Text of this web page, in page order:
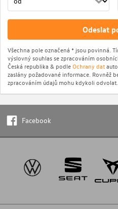
Odeslat
Všechna pole označená * jsou povinná.
výslovný souhlas se zpracováním
Česká republika & podleOchrany dat
zaslány požadované informace. Rovněž
zpracováním údajů mohu kdykoli odvolat.
Facebook